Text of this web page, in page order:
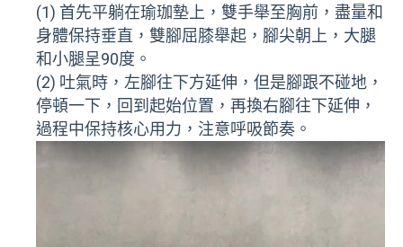
(1) 首先平躺在瑜珈墊上，雙手舉至胸前，盡量和
身體保持垂直，雙腳屈膝舉起，腳尖朝上，大腿
和小腿呈90度。
(2) 吐氣時，左腳往下方延伸，但是腳跟不碰地，
停頓一下，回到起始位置，再換右腳往下延伸，
過程中保持核心用力，注意呼吸節奏。